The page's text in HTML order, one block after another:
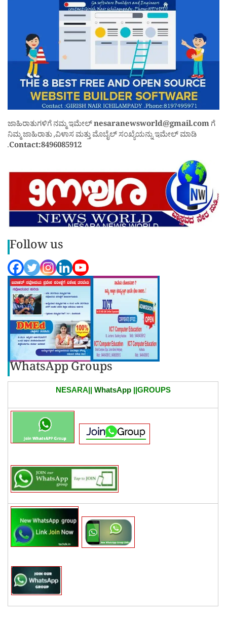
ಜಾಹಿರಾತುಗಳಿಗೆ ನಮ್ಮ ಇಮೇಲ್nesaranewsworld@gmail.comಗೆ
ನಿಮ್ಮ ಜಾಹಿರಾತು ,ವಿಳಾಸ ಮತ್ತು ಮೊಬೈಲ್ ಸಂಖ್ಯೆಯನ್ನು ಇಮೇಲ್ ಮಾಡಿ
.Contact:8496085912
Follow us
WhatsApp Groups
NESARA|| WhatsApp||GROUPS